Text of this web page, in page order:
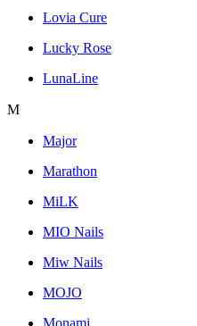
Lovia Cure
Lucky Rose
LunaLine
M
Major
Marathon
MiLK
MIO Nails
Miw Nails
MOJO
Monami